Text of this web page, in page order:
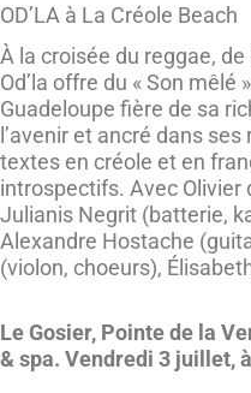
OD’LA à La Créole Beach
À la croisée du reggae,
Od’la offre du « Son mêlé
Guadeloupe fière de sa
l’avenir et ancré dans
textes en créole et en
introspectifs. Avec Olivier
Julianis Negrit (batterie,
Alexandre Hostache
(violon, choeurs),
Le Gosier, Pointe de la
& spa. Vendredi 3 juillet,